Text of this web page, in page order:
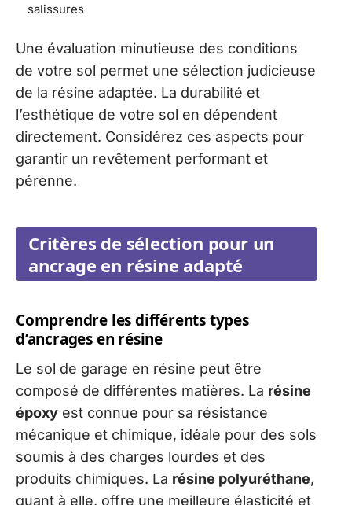
salissures
Une évaluation minutieuse des conditions
de votre sol permet une sélection judicieuse
de la résine adaptée. La durabilité et
l’esthétique de votre sol en dépendent
directement. Considérez ces aspects pour
garantir un revêtement performant et
pérenne.
Critères de sélection pour un
ancrage en résine adapté
Comprendre les différents types
d’ancrages en résine
Le sol de garage en résine peut être
composé de différentes matières. La résine
époxy est connue pour sa résistance
mécanique et chimique, idéale pour des sols
soumis à des charges lourdes et des
produits chimiques. La résine polyuréthane,
quant à elle, offre une meilleure élasticité et